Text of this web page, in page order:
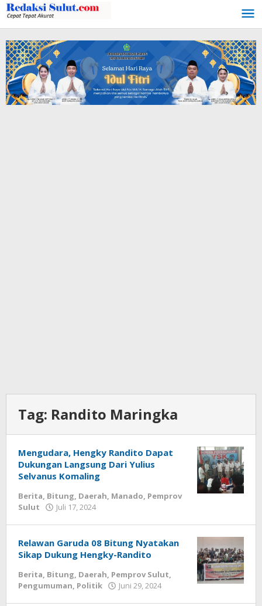
Lewati
ke
konten
Tag: Randito Maringka
Mengudara, Hengky Randito Dapat
Dukungan Langsung Dari Yulius
Selvanus Komaling
Berita, Bitung, Daerah, Manado, Pemprov
Sulut
Juli 17, 2024
Relawan Garuda 08 Bitung Nyatakan
Sikap Dukung Hengky-Randito
Berita, Bitung, Daerah, Pemprov Sulut,
Pengumuman, Politik Juni 29, 2024